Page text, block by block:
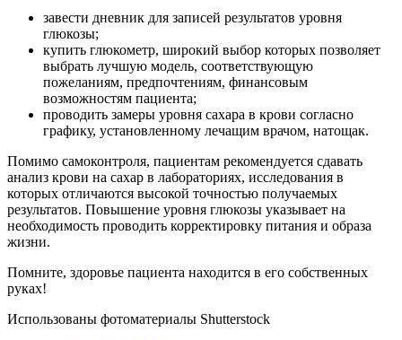
завести дневник для записей результатов уровня
глюкозы;
купить глюкометр, широкий выбор которых позволяет
выбрать лучшую модель, соответствующую
пожеланиям, предпочтениям, финансовым
возможностям пациента;
проводить замеры уровня сахара в крови согласно
графику, установленному лечащим врачом, натощак.
Помимо самоконтроля, пациентам рекомендуется сдавать
анализ крови на сахар в лабораториях, исследования в
которых отличаются высокой точностью получаемых
результатов. Повышение уровня глюкозы указывает на
необходимость проводить корректировку питания и образа
жизни.
Помните, здоровье пациента находится в его собственных
руках!
Использованы фотоматериалы Shutterstock